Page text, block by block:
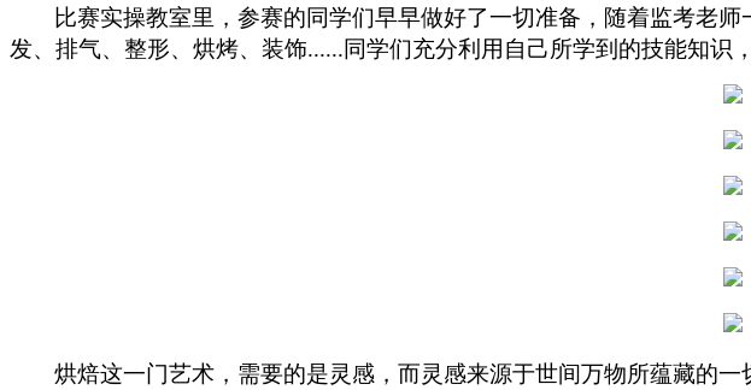
比赛实操教室里，参赛的同学们早早做好了一切准备，随着监考老
发、排气、整形、烘烤、装饰......同学们充分利用自己所学到的技能知识
烘焙这一门艺术，需要的是灵感，而灵感来源于世间万物所蕴藏的一